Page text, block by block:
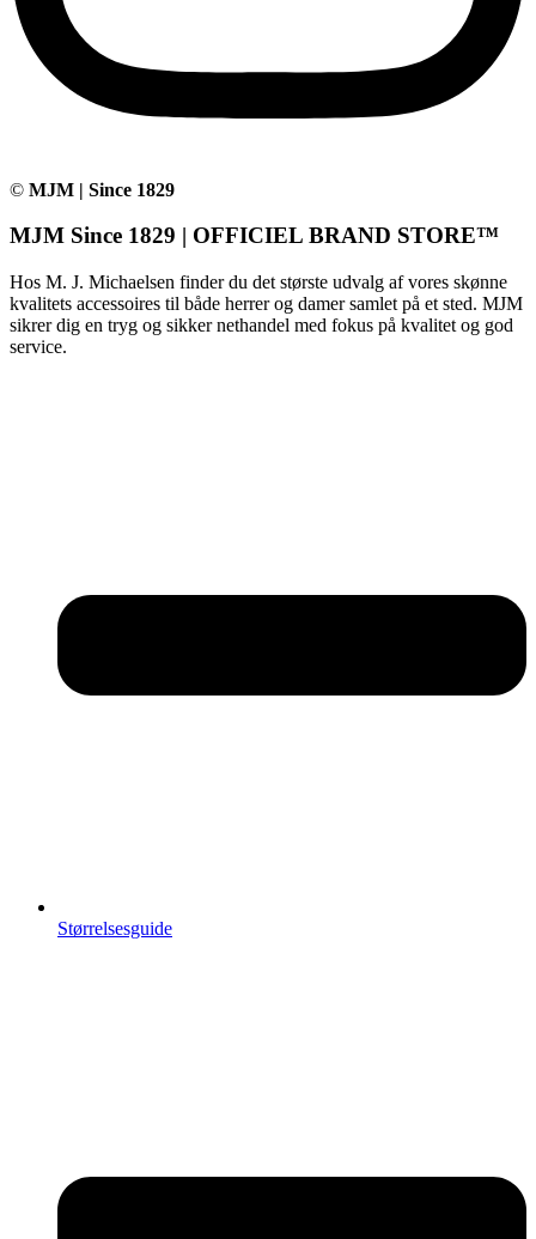
© MJM | Since 1829
MJM Since 1829 | OFFICIEL BRAND STORE™
Hos M. J. Michaelsen finder du det største udvalg af vores skønne
kvalitets accessoires til både herrer og damer samlet på et sted. MJM
sikrer dig en tryg og sikker nethandel med fokus på kvalitet og god
service.
Størrelsesguide